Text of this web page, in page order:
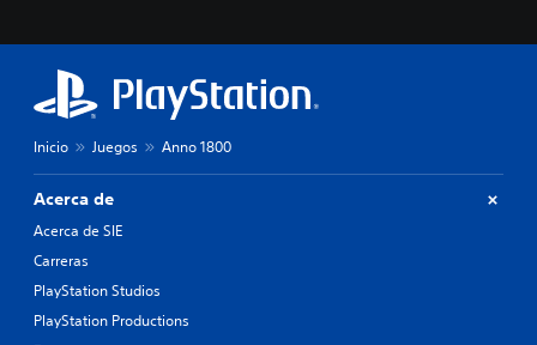
Inicio Juegos Anno 1800
Acerca de
Acerca de SIE
Carreras
PlayStation Studios
PlayStation Productions